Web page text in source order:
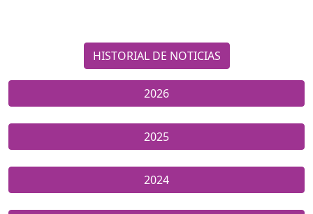
HISTORIAL DE NOTICIAS
2026
2025
2024